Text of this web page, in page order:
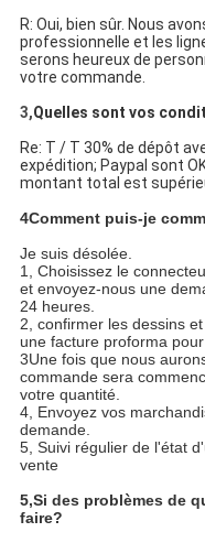
R: Oui, bien sûr. Nous
professionnelle et les
serons heureux de
votre commande.
3,Quelles sont vos
Re: T / T 30% de dépôt
expédition; Paypal sont
montant total est
4Comment puis-je
Je suis désolée.
1, Choisissez le
et envoyez-nous une
24 heures.
2, confirmer les dessins
une facture proforma
3Une fois que nous
commande sera
votre quantité.
4, Envoyez vos
demande.
5, Suivi régulier de l'état
vente
5,Si des problèmes de
faire?